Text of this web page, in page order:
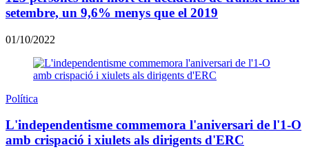
setembre, un 9,6% menys que el 2019
01/10/2022
Política
L'independentisme commemora l'aniversari de l'1-O
amb crispació i xiulets als dirigents d'ERC